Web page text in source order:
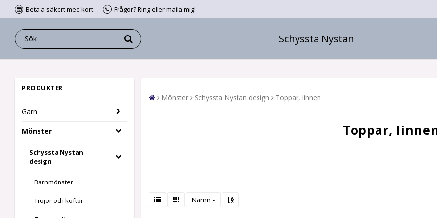
Betala säkert med kort Frågor? Ring eller maila mig!
Schyssta Nystan
PRODUKTER
Garn
Mönster
Schyssta Nystan
design
Barnmönster
Tröjor och koftor
Mönster Schyssta Nystan design Toppar, linnen
Toppar,
Namn